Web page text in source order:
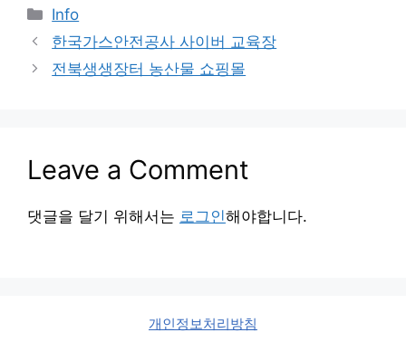
Categories
Info
한국가스안전공사 사이버 교육장
전북생생장터 농산물 쇼핑몰
Leave a Comment
댓글을 달기 위해서는 로그인해야합니다.
개인정보처리방침